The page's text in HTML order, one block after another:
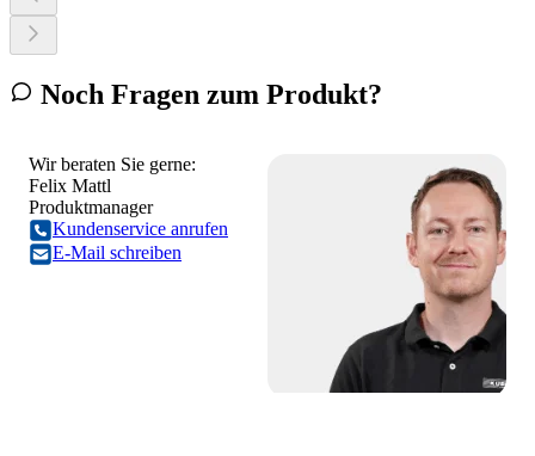
Noch Fragen zum Produkt?
Wir beraten Sie gerne:
Felix Mattl
Produktmanager
Kundenservice anrufen
E-Mail schreiben